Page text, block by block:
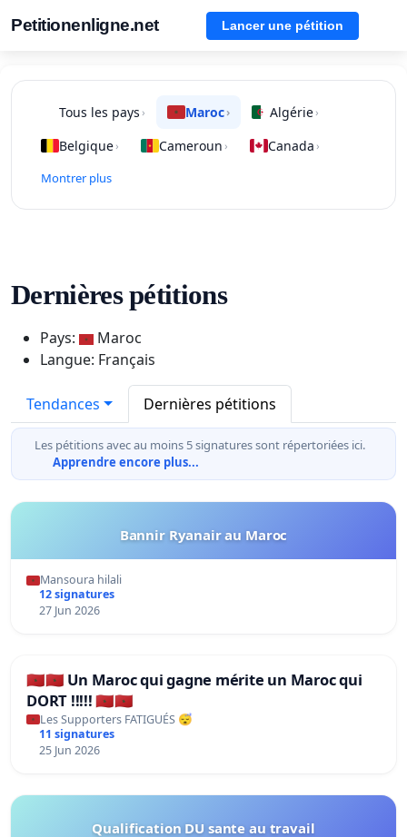
Petitionenligne.net Lancer une pétition
Tous les pays › Maroc› Algérie›
Belgique› Cameroun › Canada ›
Montrer plus
Dernières pétitions
Pays:
Maroc
Langue: Français
Tendances Dernières pétitions
Les pétitions avec au moins 5 signatures sont répertoriées ici.
Apprendre encore plus...
Bannir Ryanair au Maroc
Mansoura hilali
12 signatures
27 Jun 2026
🇲🇦🇲🇦 Un Maroc qui gagne mérite un Maroc qui
DORT !!!!! 🇲🇦🇲🇦
Les Supporters FATIGUÉS 😴
11 signatures
25 Jun 2026
Qualification DU sante au travail